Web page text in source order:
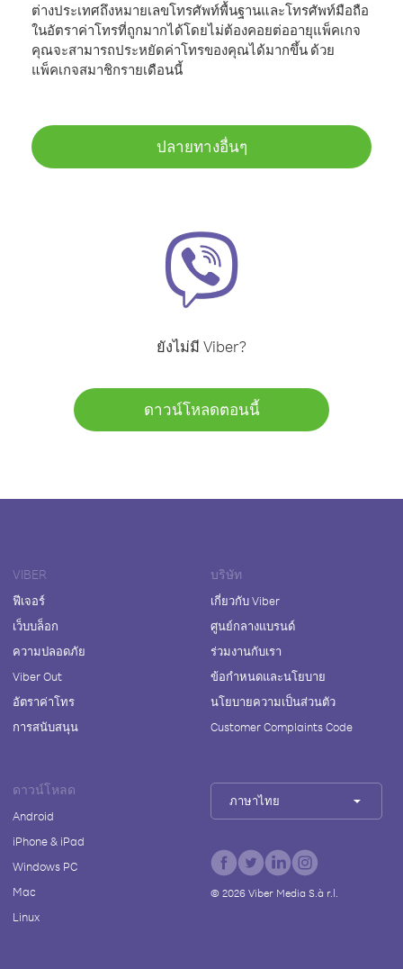
ต่างประเทศถึงหมายเลขโทรศัพท์พื้นฐานและโทรศัพท์มือถือ
ในอัตราค่าโทรที่ถูกมากได้โดยไม่ต้องคอยต่ออายุแพ็คเกจ
คุณจะสามารถประหยัดค่าโทรของคุณได้มากขึ้น ด้วย
แพ็คเกจสมาชิกรายเดือนนี้
ปลายทางอื่นๆ
ยังไม่มี Viber?
ดาวน์โหลดตอนนี้
VIBER
ฟีเจอร์
เว็บบล็อก
ความปลอดภัย
Viber Out
อัตราค่าโทร
การสนับสนุน
บริษัท
เกี่ยวกับ Viber
ศูนย์กลางแบรนด์
ร่วมงานกับเรา
ข้อกำหนดและนโยบาย
นโยบายความเป็นส่วนตัว
Customer Complaints Code
ดาวน์โหลด
Android
iPhone & iPad
Windows PC
Mac
Linux
ภาษาไทย
© 2026Viber Media S.à r.l.